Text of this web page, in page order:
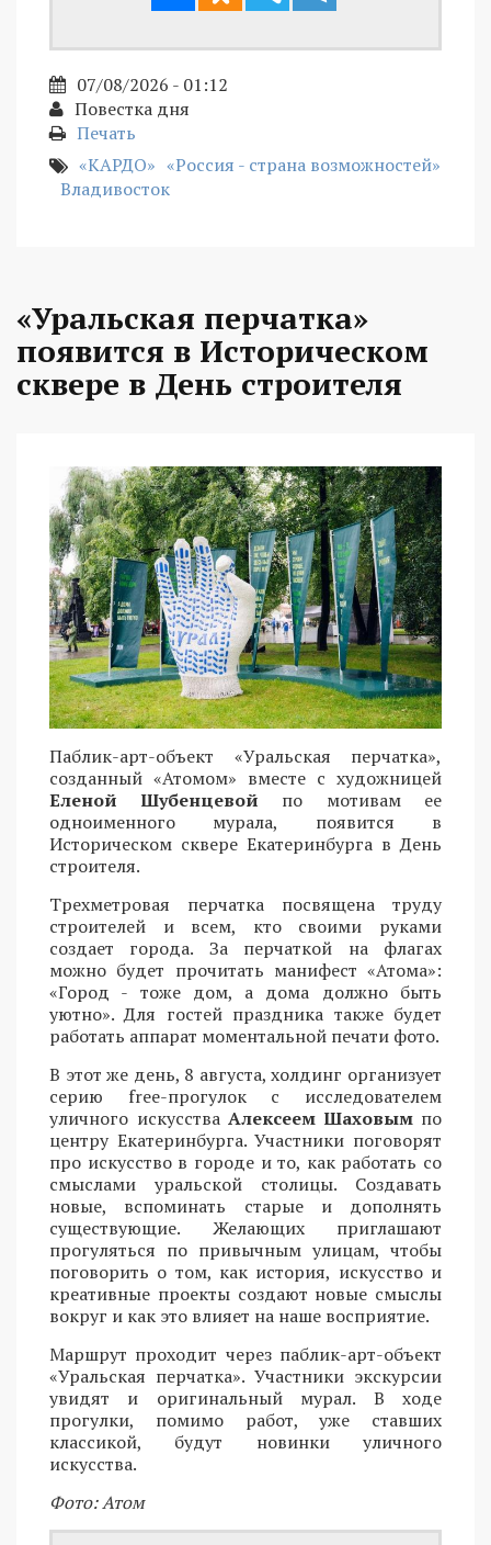
07/08/2026 - 01:12
Повестка дня
Печать
«КАРДО» «Россия - страна возможностей»
Владивосток
«Уральская перчатка»
появится в Историческом
сквере в День строителя
Паблик-арт-объект «Уральская перчатка»,
созданный «Атомом» вместе с художницей
Еленой Шубенцевой по мотивам ее
одноименного мурала, появится в
Историческом сквере Екатеринбурга в День
строителя.
Трехметровая перчатка посвящена труду
строителей и всем, кто своими руками
создает города. За перчаткой на флагах
можно будет прочитать манифест «Атома»:
«Город - тоже дом, а дома должно быть
уютно». Для гостей праздника также будет
работать аппарат моментальной печати фото.
В этот же день, 8 августа, холдинг организует
серию free-прогулок с исследователем
уличного искусства Алексеем Шаховым по
центру Екатеринбурга. Участники поговорят
про искусство в городе и то, как работать со
смыслами уральской столицы. Создавать
новые, вспоминать старые и дополнять
существующие. Желающих приглашают
прогуляться по привычным улицам, чтобы
поговорить о том, как история, искусство и
креативные проекты создают новые смыслы
вокруг и как это влияет на наше восприятие.
Маршрут проходит через паблик-арт-объект
«Уральская перчатка». Участники экскурсии
увидят и оригинальный мурал. В ходе
прогулки, помимо работ, уже ставших
классикой, будут новинки уличного
искусства.
Фото: Атом